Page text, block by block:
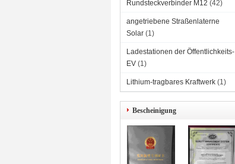
Rundsteckverbinder M12 (42)
angetriebene Straßenlaterne
Solar (1)
Ladestationen der Öffentlichkeits-
EV (1)
Lithium-tragbares Kraftwerk (1)
Bescheinigung